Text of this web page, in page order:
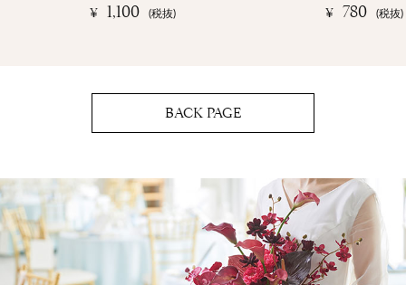
¥ 1,100 (税抜) ¥ 780 (税抜)
BACK PAGE